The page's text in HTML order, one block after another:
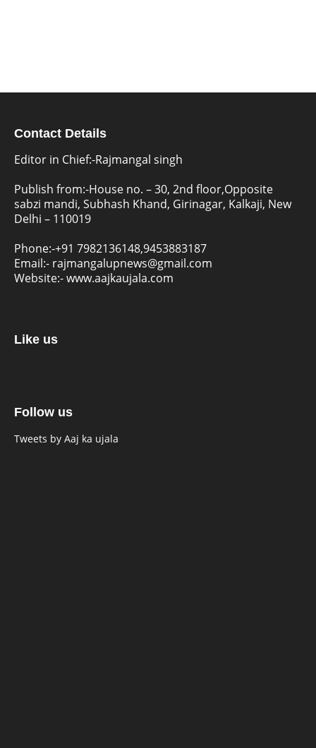
Contact Details
Editor in Chief:-Rajmangal singh
Publish from:-House no. – 30, 2nd floor,Opposite
sabzi mandi, Subhash Khand, Girinagar, Kalkaji, New
Delhi – 110019
Phone:-+91 7982136148,9453883187
Email:- rajmangalupnews@gmail.com
Website:-www.aajkaujala.com
Like us
Follow us
Tweets by Aaj ka ujala